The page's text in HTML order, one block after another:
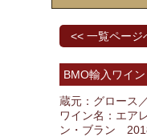
<< 一覧ページ
BMO輸入ワイン
蔵元：グロース
ワイン名：エア
ン・ブラン